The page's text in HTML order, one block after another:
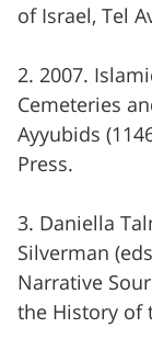
of Israel, Tel
2. 2007.
Cemeteries
Ayyubids
Press.
3. Daniella
Silverman
Narrative
the History of